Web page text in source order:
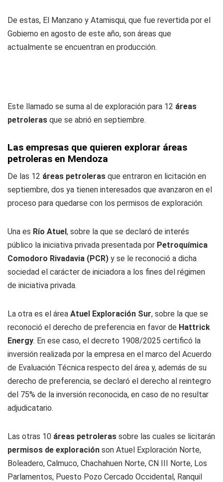
De estas, El Manzano y Atamisqui, que fue revertida por el
Gobierno en agosto de este año, son áreas que
actualmente se encuentran en producción.
Este llamado se suma al de exploración para 12 áreas
petroleras que se abrió en septiembre.
Las empresas que quieren explorar áreas
petroleras en Mendoza
De las 12 áreas petroleras que entraron en licitación en
septiembre, dos ya tienen interesados que avanzaron en el
proceso para quedarse con los permisos de exploración.
Una es Río Atuel, sobre la que se declaró de interés
público la iniciativa privada presentada por Petroquímica
Comodoro Rivadavia (PCR) y se le reconoció a dicha
sociedad el carácter de iniciadora a los fines del régimen
de iniciativa privada.
La otra es el área Atuel Exploración Sur, sobre la que se
reconoció el derecho de preferencia en favor de Hattrick
Energy. En ese caso, el decreto 1908/2025 certificó la
inversión realizada por la empresa en el marco del Acuerdo
de Evaluación Técnica respecto del área y, además de su
derecho de preferencia, se declaró el derecho al reintegro
del 75% de la inversión reconocida, en caso de no resultar
adjudicatario.
Las otras 10 áreas petroleras sobre las cuales se licitarán
permisos de exploración son Atuel Exploración Norte,
Boleadero, Calmuco, Chachahuen Norte, CN III Norte, Los
Parlamentos, Puesto Pozo Cercado Occidental, Ranquil